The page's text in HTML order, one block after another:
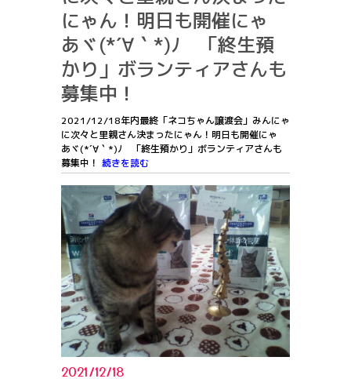
にゃん！明日も開催にゃ
あヾ(*´∀｀*)ﾉ 「終生預
かり」ボランティアさんも
募集中！
2021/12/18年内最終「ネコちゃん譲渡会」みんにゃ
に次々と里親さん決まったにゃん！明日も開催にゃ
あヾ(*´∀｀*)ﾉ 「終生預かり」ボランティアさんも
募集中！ 続きを読む
2021/12/18